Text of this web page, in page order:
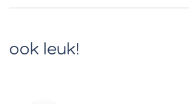
ook leuk!